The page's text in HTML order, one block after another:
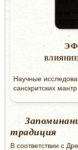
Научные
санскритских
традиция
В соответствии с